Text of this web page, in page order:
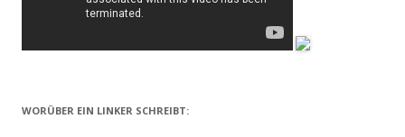
WORÜBER EIN LINKER SCHREIBT: